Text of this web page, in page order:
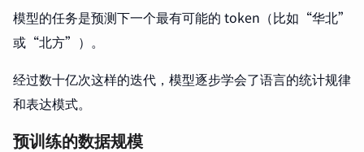
模型的任务是预测下一个最有可能的 token（比如“华北”
或“北方”）。
经过数十亿次这样的迭代，模型逐步学会了语言的统计规律
和表达模式。
预训练的数据规模